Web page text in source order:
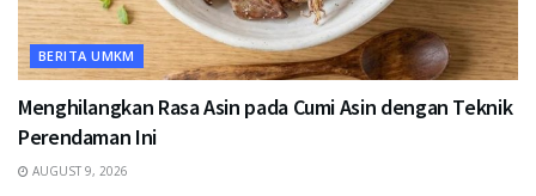
BERITA UMKM
Menghilangkan Rasa Asin pada Cumi Asin dengan Teknik
Perendaman Ini
AUGUST 9, 2026